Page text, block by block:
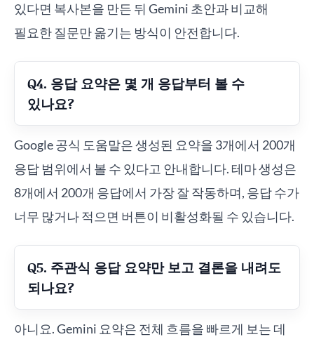
있다면 복사본을 만든 뒤 Gemini 초안과 비교해
필요한 질문만 옮기는 방식이 안전합니다.
Q4. 응답 요약은 몇 개 응답부터 볼 수
있나요?
Google 공식 도움말은 생성된 요약을 3개에서 200개
응답 범위에서 볼 수 있다고 안내합니다. 테마 생성은
8개에서 200개 응답에서 가장 잘 작동하며, 응답 수가
너무 많거나 적으면 버튼이 비활성화될 수 있습니다.
Q5. 주관식 응답 요약만 보고 결론을 내려도
되나요?
아니요. Gemini 요약은 전체 흐름을 빠르게 보는 데